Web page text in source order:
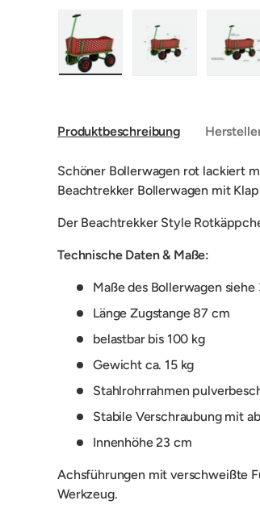
Produktbeschreibung
Schöner Bollerwagen rot lackiert
Beachtrekker Bollerwagen mit
Der Beachtrekker Style
Technische Daten & Maße:
Maße des Bollerwagen siehe
Länge Zugstange 87 cm
belastbar bis 100 kg
Gewicht ca. 15 kg
Stahlrohrrahmen
Stabile Verschraubung mit
Innenhöhe 23 cm
Achsführungen mit verschweißte
Werkzeug.